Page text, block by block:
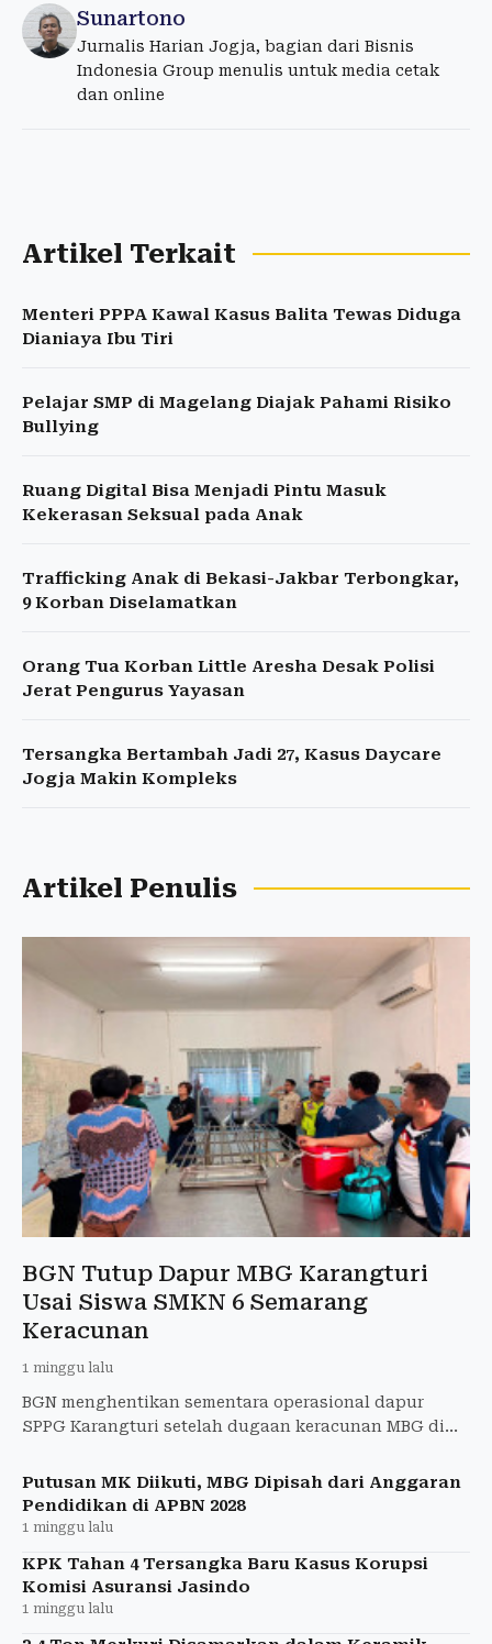
Sunartono
Jurnalis Harian Jogja, bagian dari Bisnis
Indonesia Group menulis untuk media cetak
dan online
Artikel Terkait
Menteri PPPA Kawal Kasus Balita Tewas Diduga
Dianiaya Ibu Tiri
Pelajar SMP di Magelang Diajak Pahami Risiko
Bullying
Ruang Digital Bisa Menjadi Pintu Masuk
Kekerasan Seksual pada Anak
Trafficking Anak di Bekasi-Jakbar Terbongkar,
9 Korban Diselamatkan
Orang Tua Korban Little Aresha Desak Polisi
Jerat Pengurus Yayasan
Tersangka Bertambah Jadi 27, Kasus Daycare
Jogja Makin Kompleks
Artikel Penulis
BGN Tutup Dapur MBG Karangturi
Usai Siswa SMKN 6 Semarang
Keracunan
1 minggu lalu
BGN menghentikan sementara operasional dapur
SPPG Karangturi setelah dugaan keracunan MBG di
Putusan MK Diikuti, MBG Dipisah dari Anggaran
Pendidikan di APBN 2028
1 minggu lalu
KPK Tahan 4 Tersangka Baru Kasus Korupsi
Komisi Asuransi Jasindo
1 minggu lalu